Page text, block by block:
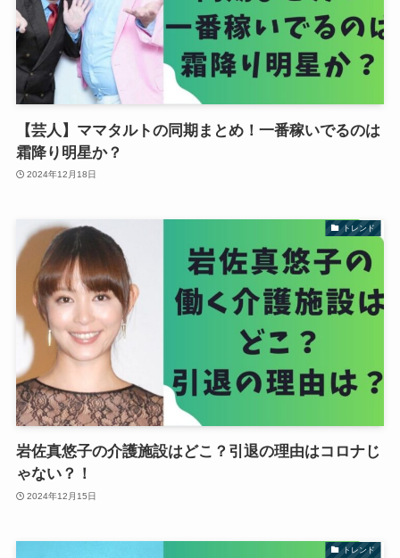
【芸人】ママタルトの同期まとめ！一番稼いでるのは
霜降り明星か？
2024年12月18日
トレンド
岩佐真悠子の介護施設はどこ？引退の理由はコロナじ
ゃない？！
2024年12月15日
トレンド